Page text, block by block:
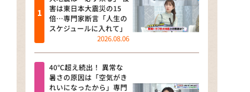
～人生密着トークバラエティ！
～ やすとものいたって真剣です
探偵！ナイトスクープ
news おかえり
害は東日本大震災の15
倍…専門家断言「人生の
スケジュールに入れて」
2026.08.06
40℃超え続出！ 異常な
暑さの原因は「空気がき
れいになったから」専門